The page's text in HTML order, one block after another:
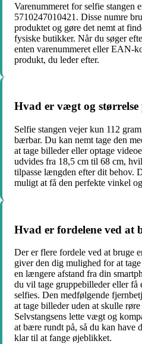
Varenummeret for selfie stangen
5710247010421. Disse numre
produktet og gøre det nemt at
fysiske butikker. Når du søger
enten varenummeret eller EAN-
produkt, du leder efter.
Hvad er vægt og størrelse
Selfie stangen vejer kun 112
bærbar. Du kan nemt tage den
at tage billeder eller optage
udvides fra 18,5 cm til 68 cm,
tilpasse længden efter dit behov.
muligt at få den perfekte vinkel
Hvad er fordelene ved at
Der er flere fordele ved at bruge
giver den dig mulighed for at
en længere afstand fra din
du vil tage gruppebilleder eller få
selfies. Den medfølgende
at tage billeder uden at skulle
Selvstangsens lette vægt og
at bære rundt på, så du kan have
klar til at fange øjeblikket.